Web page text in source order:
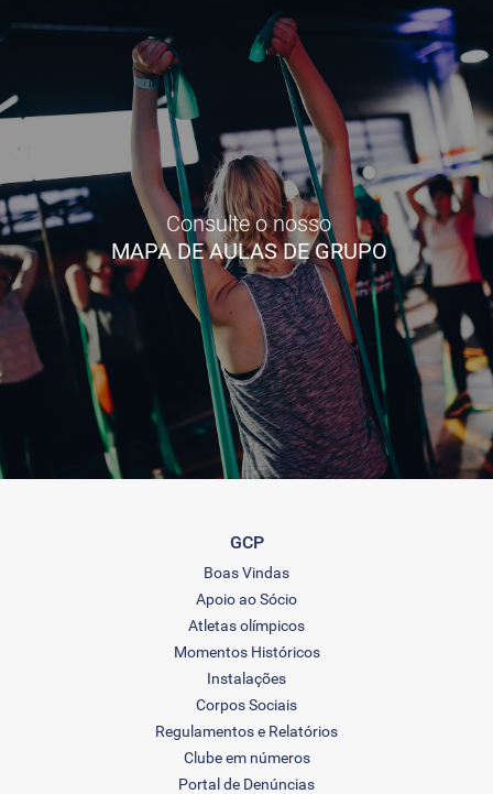
Consulte o nosso
MAPA DE AULAS DE GRUPO
GCP
Boas Vindas
Apoio ao Sócio
Atletas olímpicos
Momentos Históricos
Instalações
Corpos Sociais
Regulamentos e Relatórios
Clube em números
Portal de Denúncias